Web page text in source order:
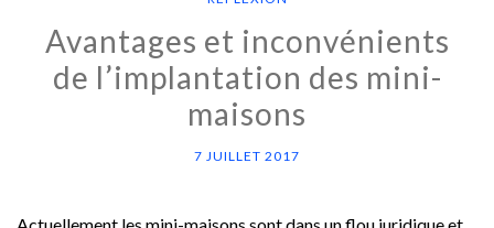
Avantages et inconvénients
de l’implantation des mini-
maisons
7 JUILLET 2017
Actuellement les mini-maisons sont dans un flou juridique et